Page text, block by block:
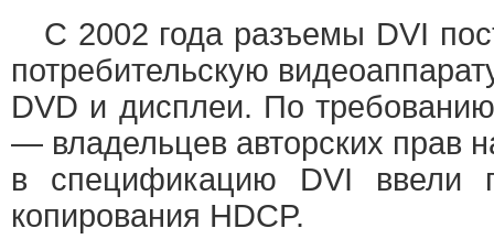
С 2002 года разъемы DVI
потребительскую
DVD и дисплеи. По
— владельцев авторских прав
в спецификацию DVI ввели
копирования HDCP.